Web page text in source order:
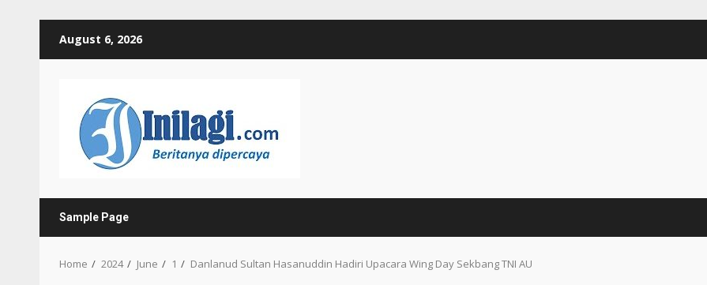
August 6, 2026
Sample Page
Home 2024 June 1 Danlanud Sultan Hasanuddin Hadiri Upacara Wing Day Sekbang TNI AU